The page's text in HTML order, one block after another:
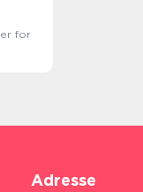
for
Adresse